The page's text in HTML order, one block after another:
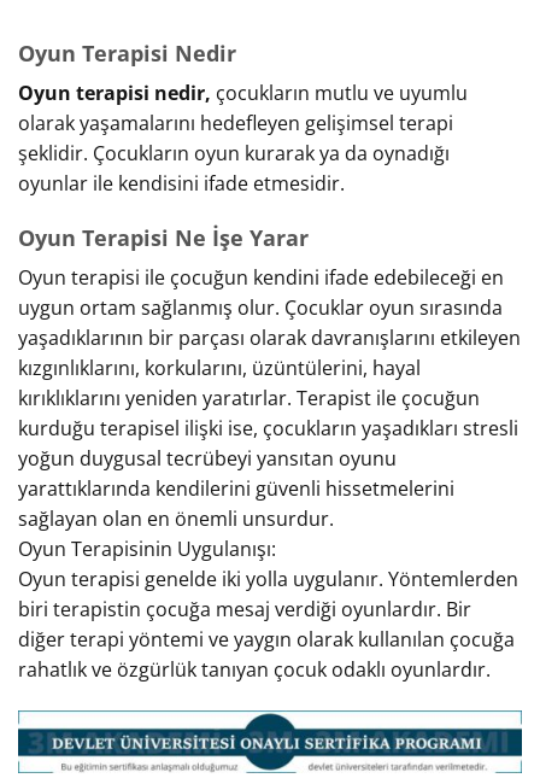
Oyun Terapisi Nedir
Oyun terapisi nedir, çocukların mutlu ve uyumlu
olarak yaşamalarını hedefleyen gelişimsel terapi
şeklidir. Çocukların oyun kurarak ya da oynadığı
oyunlar ile kendisini ifade etmesidir.
Oyun Terapisi Ne İşe Yarar
Oyun terapisi ile çocuğun kendini ifade edebileceği en
uygun ortam sağlanmış olur. Çocuklar oyun sırasında
yaşadıklarının bir parçası olarak davranışlarını etkileyen
kızgınlıklarını, korkularını, üzüntülerini, hayal
kırıklıklarını yeniden yaratırlar. Terapist ile çocuğun
kurduğu terapisel ilişki ise, çocukların yaşadıkları stresli
yoğun duygusal tecrübeyi yansıtan oyunu
yarattıklarında kendilerini güvenli hissetmelerini
sağlayan olan en önemli unsurdur.
Oyun Terapisinin Uygulanışı:
Oyun terapisi genelde iki yolla uygulanır. Yöntemlerden
biri terapistin çocuğa mesaj verdiği oyunlardır. Bir
diğer terapi yöntemi ve yaygın olarak kullanılan çocuğa
rahatlık ve özgürlük tanıyan çocuk odaklı oyunlardır.